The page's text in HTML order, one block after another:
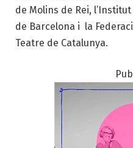
de Molins de Rei,
de Barcelona i la
Teatre de Catalunya.